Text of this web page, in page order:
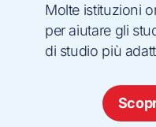
Molte istituzioni
per aiutare gli
di studio più